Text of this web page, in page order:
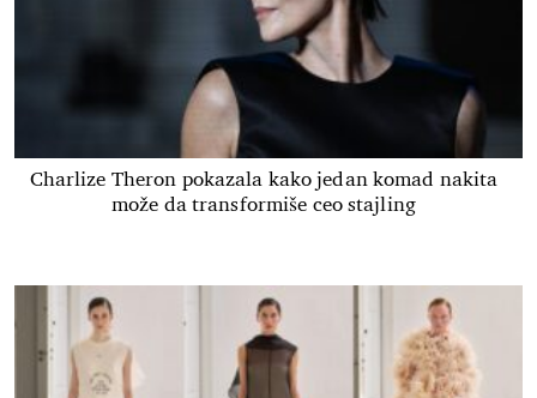
Charlize Theron pokazala kako jedan komad nakita
može da transformiše ceo stajling